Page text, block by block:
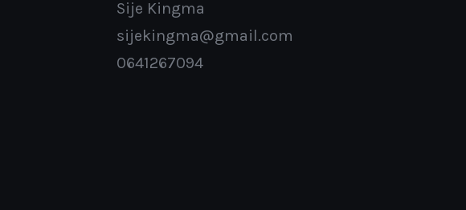
Sije Kingma
sijekingma@gmail.com
0641267094